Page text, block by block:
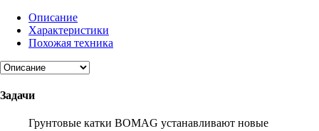
Описание
Характеристики
Похожая техника
Задачи
Грунтовые катки BOMAG устанавливают новые